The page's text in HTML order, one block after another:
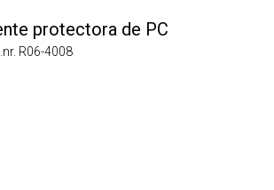
protectora de PC
R06-4008